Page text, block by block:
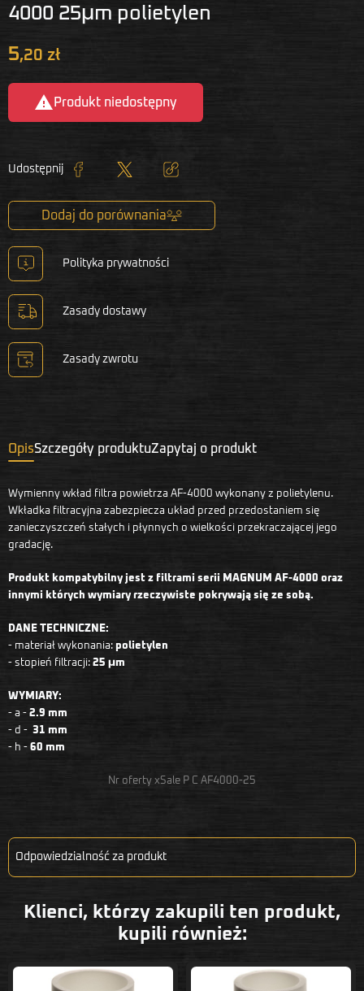
4000 25μm polietylen
5,20 zł
 Produkt niedostępny
Udostępnij
Dodaj do porównania
Polityka prywatności
Zasady dostawy
Zasady zwrotu
OpisSzczegóły produktuZapytaj o produkt
Wymienny wkład filtra powietrza AF-4000 wykonany z polietylenu.
Wkładka filtracyjna zabezpiecza układ przed przedostaniem się
zanieczyszczeń stałych i płynnych o wielkości przekraczającej jego
gradację.
Produkt kompatybilny jest z filtrami serii MAGNUM AF-4000 oraz
innymi których wymiary rzeczywiste pokrywają się ze sobą.
DANE TECHNICZNE:
- materiał wykonania: polietylen
- stopień filtracji: 25 μm
WYMIARY:
- a - 2.9 mm
- d - 31 mm
- h - 60 mm
Nr oferty xSale P C AF4000-25
Odpowiedzialność za produkt
Klienci, którzy zakupili ten produkt,
kupili również: